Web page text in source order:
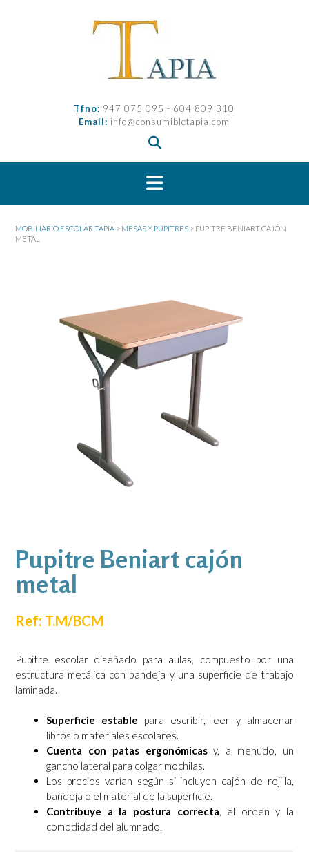
Tfno: 947 075 095 - 604 809 310
Email: info@consumibletapia.com
MOBILIARIO ESCOLAR TAPIA > MESAS Y PUPITRES > PUPITRE BENIART CAJÓN
METAL
Pupitre Beniart cajón
metal
Ref: T.M/BCM
Pupitre escolar diseñado para aulas, compuesto por una
estructura metálica con bandeja y una superficie de trabajo
laminada.
Superficie estable para escribir, leer y almacenar
libros o materiales escolares.
Cuenta con patas ergonómicasy, a menudo, un
gancho lateral para colgar mochilas.
Los precios varían según si incluyen cajón de rejilla,
bandeja o el material de la superficie.
Contribuye a la postura correcta, el orden y la
comodidad del alumnado.